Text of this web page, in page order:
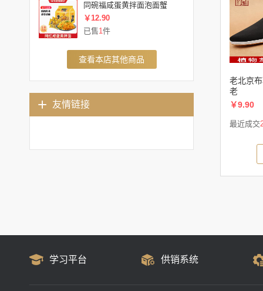
同碗福咸蛋黄拌面泡面蟹
￥12.90
已售1件
查看本店其他商品
友情链接
老北京
老
￥9.90
最近成交
学习平台 供销系统